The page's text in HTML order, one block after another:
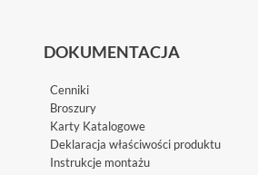
DOKUMENTACJA
Cenniki
Broszury
Karty Katalogowe
Deklaracja właściwości produktu
Instrukcje montażu